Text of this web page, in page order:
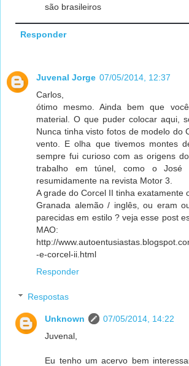
são brasileiros
Responder
Juvenal Jorge 07/05/2014, 12:37
Carlos,
ótimo mesmo. Ainda bem que
material. O que puder colocar aqui,
Nunca tinha visto fotos de modelo do
vento. E olha que tivemos montes
sempre fui curioso com as origens
trabalho em túnel, como o José
resumidamente na revista Motor 3.
A grade do Corcel II tinha exatamente
Granada alemão / inglês, ou eram
parecidas em estilo ? veja esse post
MAO:
http://
-e-corcel-ii.html
Responder
Respostas
Unknown
07/05/2014, 14:22
Juvenal,
Eu tenho um acervo bem